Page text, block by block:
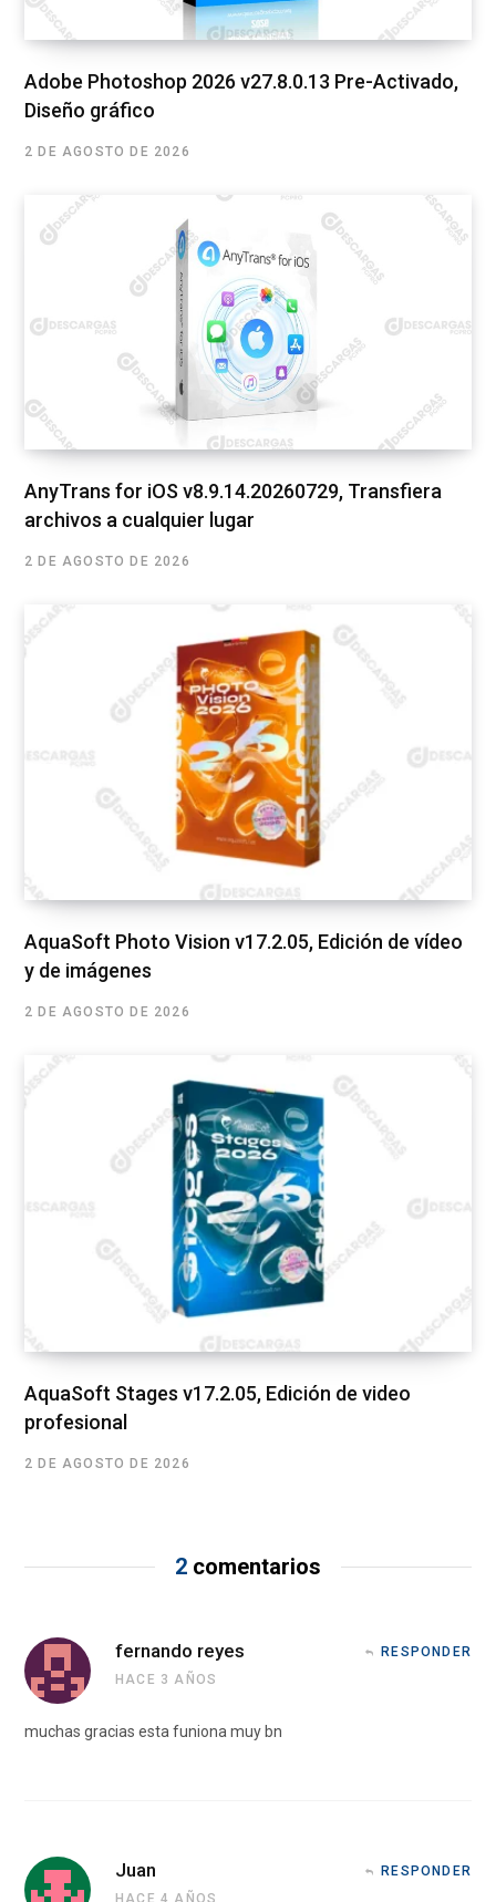
Adobe Photoshop 2026 v27.8.0.13 Pre-Activado,
Diseño gráfico
2 DE AGOSTO DE 2026
AnyTrans for iOS v8.9.14.20260729, Transfiera
archivos a cualquier lugar
2 DE AGOSTO DE 2026
AquaSoft Photo Vision v17.2.05, Edición de vídeo
y de imágenes
2 DE AGOSTO DE 2026
AquaSoft Stages v17.2.05, Edición de video
profesional
2 DE AGOSTO DE 2026
2 comentarios
fernando reyes
HACE 3 AÑOS
RESPONDER
muchas gracias esta funiona muy bn
Juan
HACE 4 AÑOS
RESPONDER